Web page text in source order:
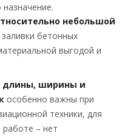
небольшой
бетонных
выгодой и
длины, ширины и
особенно важны при
техники, для
работе – нет